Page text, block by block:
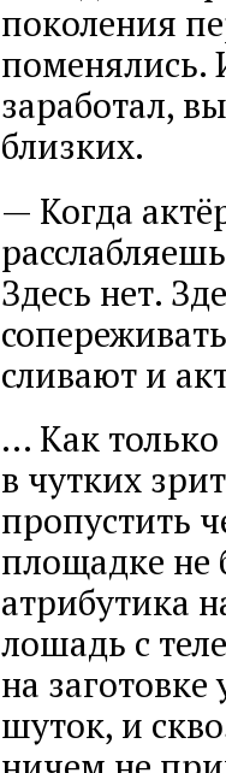
поколения
поменялись.
заработал,
близких.
— Когда
Здесь нет.
сливают и
… Как только
в чутких
пропустить
площадке не
атрибутика
лошадь с
на
шуток, и